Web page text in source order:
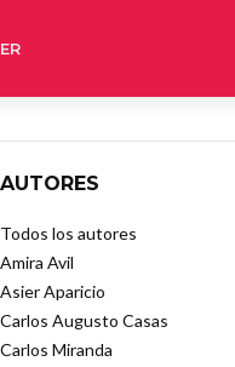
AUTORES
Todos los autores
Amira Avil
Asier Aparicio
Carlos Augusto Casas
Carlos Miranda